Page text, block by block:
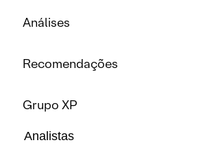
Análises
Recomendações
Grupo XP
Analistas